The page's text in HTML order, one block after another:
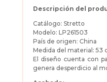
Descripción del
Catálogo: Stretto
Modelo: LP261503
País de origen: China
Medida del material: 53
El diseño cuenta con
genera desperdicio al